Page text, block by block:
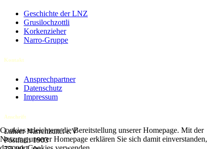
Geschichte der LNZ
Grusilochzottli
Korkenzieher
Narro-Gruppe
Kontakt
Ansprechpartner
Datenschutz
Impressum
Anschrift
Lahrer Narrenzunft e.V
Postfach 1903
Cookies erleichtern die Bereitstellung unserer Homepage. Mit der
Nutzung unserer Homepage erklären Sie sich damit einverstanden,